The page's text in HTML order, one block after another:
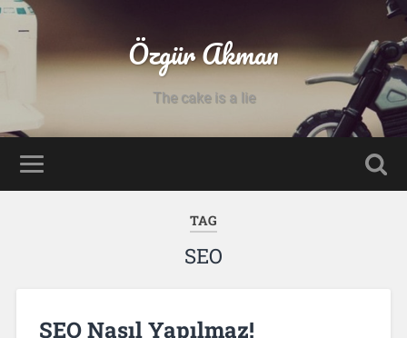
Özgür Akman
The cake is a lie
TAG
SEO
SEO Nasıl Yapılmaz!